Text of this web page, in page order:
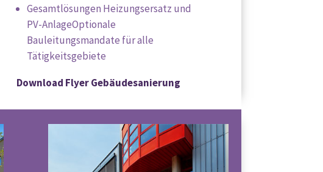
Gesamtlösungen Heizungsersatz und
PV-AnlageOptionale
Bauleitungsmandate für alle
Tätigkeitsgebiete
Download Flyer Gebäudesanierung